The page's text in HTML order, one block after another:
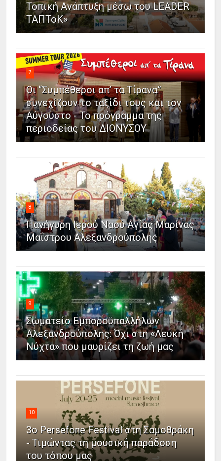
Τοπική Ανάπτυξη μέσω του LEADER
ΤΑΠΤοΚ»
7
Οι “Συμπέθεροι απ’ τα Τίρανα”
συνεχίζουν το ταξίδι τους και τον
Αύγουστο - Το πρόγραμμα της
περιοδείας του ΔΙΟΝΥΣΟΥ
8
Πανήγυρη Ιερού Ναού Αγίας Μαρίνας
Μαΐστρου Αλεξανδρούπολης
9
Σωματείο Εμποροϋπαλλήλων
Αλεξανδρούπολης: Όχι στη «Λευκή
Νύχτα» που μαυρίζει τη ζωή μας
10
3ο Persefone Festival στη Σαμοθράκη
- Τιμώντας τη μουσική παράδοση
του τόπου μας